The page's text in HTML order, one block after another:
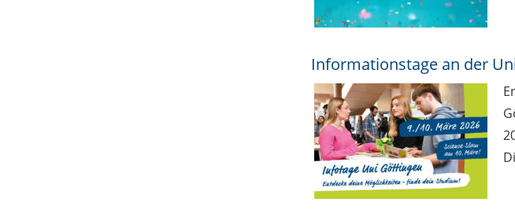
Informationstage an der